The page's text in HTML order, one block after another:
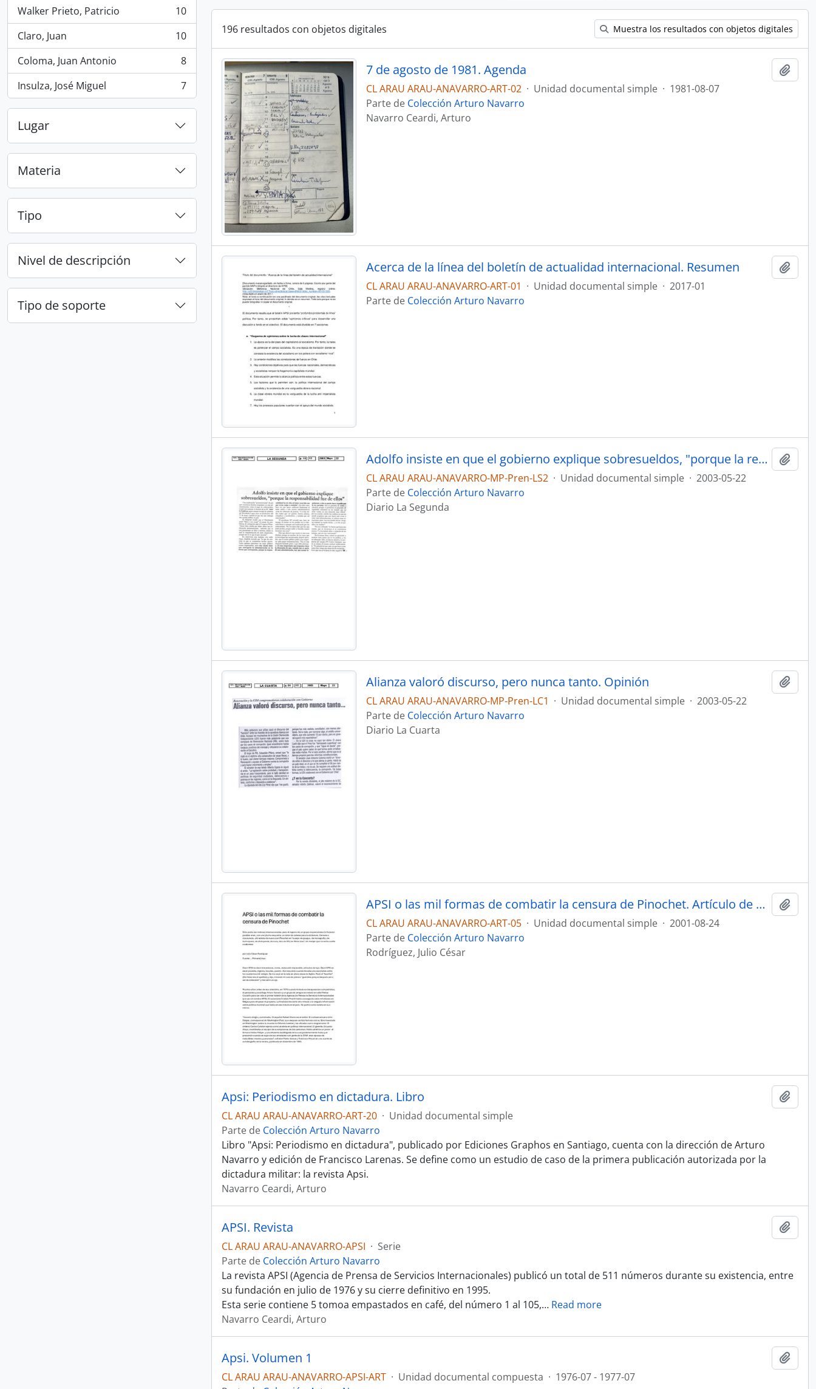
Walker Prieto, Patricio
, 10 resultados
10
Claro, Juan
, 10 resultados
10
Coloma, Juan Antonio
, 8 resultados
8
Insulza, José Miguel
, 7 resultados 7
Lugar
Materia
Tipo
Nivel de descripción
Tipo de soporte
196 resultados con objetos digitales Muestra los resultados con objetos digitales
7 de agosto de 1981. Agenda
CL ARAU ARAU-ANAVARRO-ART-02 · Unidad documental simple · 1981-08-07
Parte de Colección Arturo Navarro
Navarro Ceardi, Arturo
Acerca de la línea del boletín de actualidad internacional. Resumen
CL ARAU ARAU-ANAVARRO-ART-01 · Unidad documental simple · 2017-01
Parte de Colección Arturo Navarro
Adolfo insiste en que el gobierno explique sobresueldos, "porque la responsabilidad fue de ellos". Opinión
CL ARAU ARAU-ANAVARRO-MP-Pren-LS2 · Unidad documental simple · 2003-05-22
Parte de Colección Arturo Navarro
Diario La Segunda
Alianza valoró discurso, pero nunca tanto. Opinión
CL ARAU ARAU-ANAVARRO-MP-Pren-LC1 · Unidad documental simple · 2003-05-22
Parte de Colección Arturo Navarro
Diario La Cuarta
APSI o las mil formas de combatir la censura de Pinochet. Artículo de prensa
CL ARAU ARAU-ANAVARRO-ART-05 · Unidad documental simple · 2001-08-24
Parte de Colección Arturo Navarro
Rodríguez, Julio César
Apsi: Periodismo en dictadura. Libro
CL ARAU ARAU-ANAVARRO-ART-20 · Unidad documental simple
Parte de Colección Arturo Navarro
Libro "Apsi: Periodismo en dictadura", publicado por Ediciones Graphos en Santiago, cuenta con la dirección de Arturo
Navarro y edición de Francisco Larenas. Se define como un estudio de caso de la primera publicación autorizada por la
dictadura militar: la revista Apsi.
Navarro Ceardi, Arturo
APSI. Revista
CL ARAU ARAU-ANAVARRO-APSI · Serie
Parte de Colección Arturo Navarro
La revista APSI (Agencia de Prensa de Servicios Internacionales) publicó un total de 511 números durante su existencia, entre
su fundación en julio de 1976 y su cierre definitivo en 1995.
Esta serie contiene 5 tomoa empastados en café, del número 1 al 105,… Read more
Navarro Ceardi, Arturo
Apsi. Volumen 1
CL ARAU ARAU-ANAVARRO-APSI-ART · Unidad documental compuesta · 1976-07 - 1977-07